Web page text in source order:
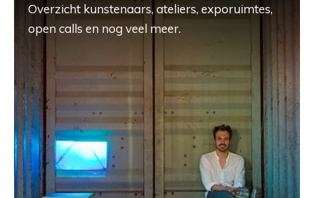
Overzicht kunstenaars, ateliers, exporuimtes,
open calls en nog veel meer.